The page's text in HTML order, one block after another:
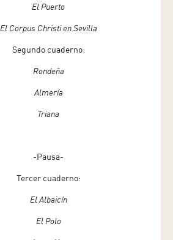
El Puerto
El Corpus Christi en Sevilla
Segundo cuaderno:
Rondeña
Almería
Triana
-Pausa-
Tercer cuaderno:
El Albaicín
El Polo